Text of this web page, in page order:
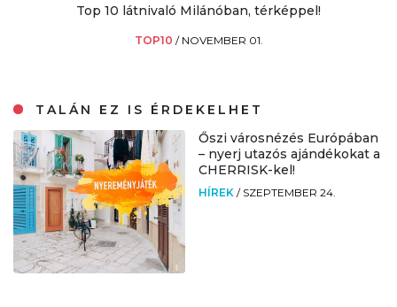
Top 10 látnivaló Milánóban, térképpel!
TOP10 / NOVEMBER 01.
TALÁN EZ IS ÉRDEKELHET
Őszi városnézés Európában
– nyerj utazós ajándékokat a
CHERRISK-kel!
HÍREK / SZEPTEMBER 24.